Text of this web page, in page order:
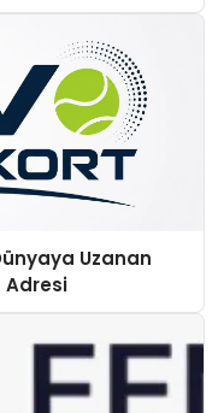
Uzanan
Adresi